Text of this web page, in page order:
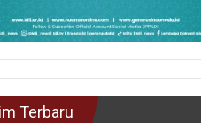
Terbaru